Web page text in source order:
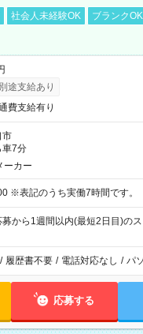
社会人未経験OK
ブランクOK
途支給あり
費支給有り
市
車7分
ーカー
9:00～17:00 ※表記のうち実働7時間です。
から1週間以内(最短2日目)のス
/ 履歴書不要 / 電話対応なし / パ
応募する